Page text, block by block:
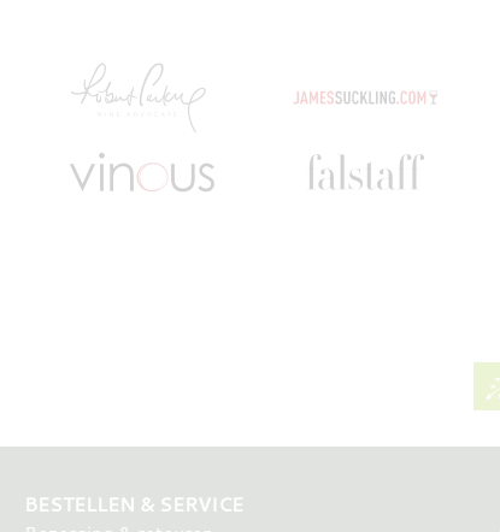
BESTELLEN & SERVICE